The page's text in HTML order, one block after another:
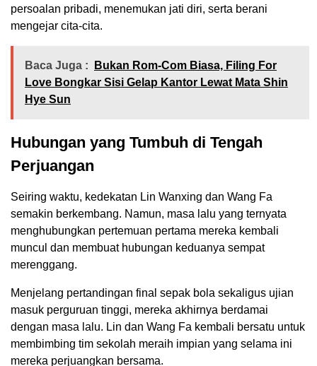
persoalan pribadi, menemukan jati diri, serta berani
mengejar cita-cita.
Baca Juga :
Bukan Rom-Com Biasa, Filing For
Love Bongkar Sisi Gelap Kantor Lewat Mata Shin
Hye Sun
Hubungan yang Tumbuh di Tengah
Perjuangan
Seiring waktu, kedekatan Lin Wanxing dan Wang Fa
semakin berkembang. Namun, masa lalu yang ternyata
menghubungkan pertemuan pertama mereka kembali
muncul dan membuat hubungan keduanya sempat
merenggang.
Menjelang pertandingan final sepak bola sekaligus ujian
masuk perguruan tinggi, mereka akhirnya berdamai
dengan masa lalu. Lin dan Wang Fa kembali bersatu untuk
membimbing tim sekolah meraih impian yang selama ini
mereka perjuangkan bersama.